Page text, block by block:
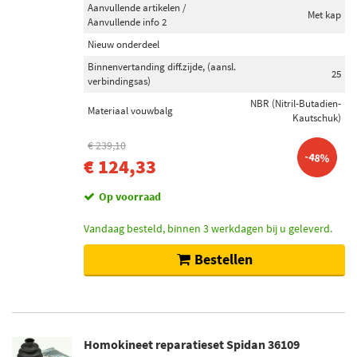
Aanvullende artikelen /
Aanvullende info 2
Met kap
Nieuw onderdeel
Binnenvertanding diff.zijde, (aansl.
verbindingsas)
25
Materiaal vouwbalg
NBR (Nitril-Butadien-
Kautschuk)
€ 239,10
€ 124,33 -48%
Op voorraad
Vandaag besteld, binnen 3 werkdagen bij u geleverd.
Bestellen
Homokineet reparatieset Spidan 36109